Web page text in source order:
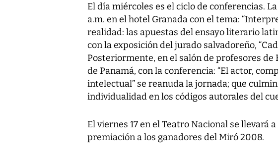
El día miércoles es el ciclo de conferencias.
a.m. en el hotel Granada con el tema:
realidad: las apuestas del ensayo literario
con la exposición del jurado salvadoreño,
Posteriormente, en el salón de profesores
de Panamá, con la conferencia: “El actor,
intelectual” se reanuda la jornada; que
individualidad en los códigos autorales del
El viernes 17 en el Teatro Nacional se llevará
premiación a los ganadores del Miró 2008.